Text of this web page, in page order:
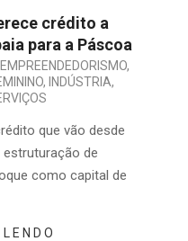
crédito a
para a Páscoa
EMPREENDEDORISMO,
, INDÚSTRIA,
que vão desde
de
como capital de